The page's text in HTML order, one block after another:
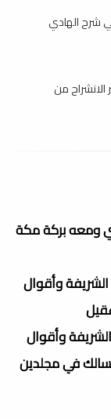
شرح الهادي
من
ومعه بركة مكة
الشريفة وأقوال
وأقوال
في مجلدين